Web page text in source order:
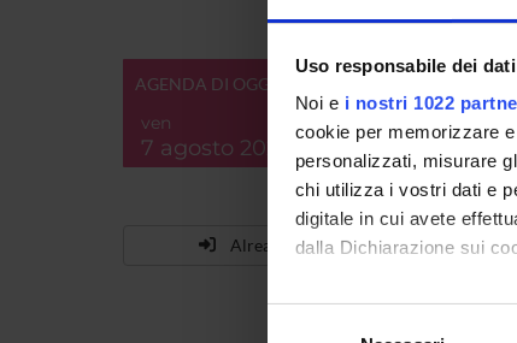
Uso responsabile dei dati
Noi e i nostri 1022
cookie per memorizzare
personalizzati, misurare
chi utilizza i vostri dati e
digitale in cui avete
dalla Dichiarazione sui
Con il tuo consenso,
raccogliere
AGENDA DI OGGI
ven
7 agosto 2026
Already enrolled?
1°